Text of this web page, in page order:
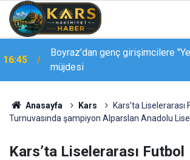
16:37
Palandöken Geçidi’nde feci
uçuruma yuvarlandı
Anasayfa Kars
Kars’ta Liselerarası
Turnuvasında şampiyon Alparslan Anadolu
Kars’ta Liselerarası Futbol